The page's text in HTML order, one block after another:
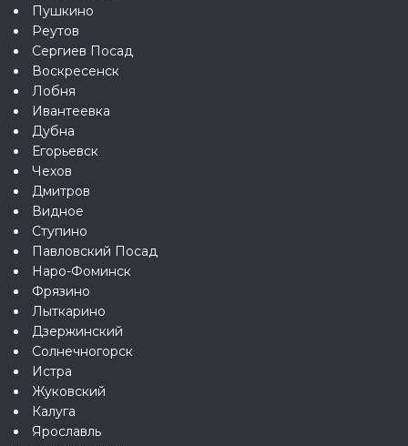
Пушкино
Реутов
Сергиев Посад
Воскресенск
Лобня
Ивантеевка
Дубна
Егорьевск
Чехов
Дмитров
Видное
Ступино
Павловский Посад
Наро-Фоминск
Фрязино
Лыткарино
Дзержинский
Солнечногорск
Истра
Жуковский
Калуга
Ярославль